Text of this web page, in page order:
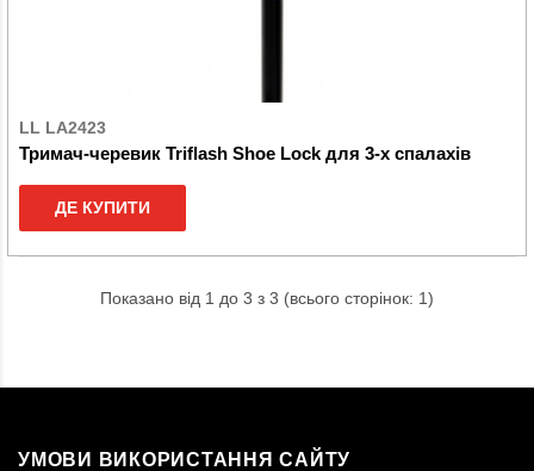
LL LA2423
Тримач-черевик Triflash Shoe Lock для 3-х спалахів
ДЕ КУПИТИ
Показано від 1 до 3 з 3 (всього сторінок: 1)
УМОВИ ВИКОРИСТАННЯ САЙТУ